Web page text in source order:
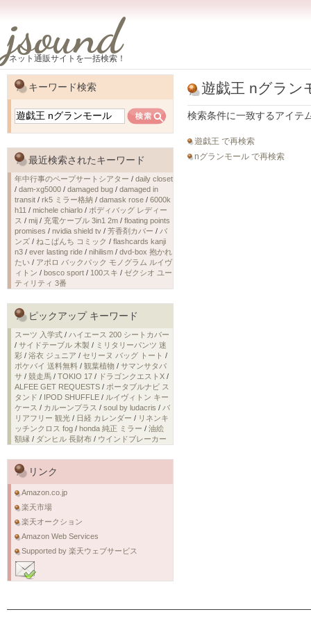
jsound
ネット通販サイトを一括検索！
遊戯王 nグラン
検索条件に一致するアイテ
遊戯王 で再検索
nグランモール で再検索
キーワード検索
最近検索されたキーワード
年中行事のペープサートシアター / daily closet
/ dam-xg5000 / damaged bug / damaged in
transit / rk5 ミラー格納 / damask rose / 6000k
h11 / michele chiarlo / ボディバッグ レディー
ス / mij / 充電ケーブル 3in1 2m / floating points
promises / nvidia shield tv / 芳香剤カバー / バ
ンズ / ねこぱんち コミック / flashcards kanji
n3 / ever lasting ride / nihilism / dvd-box 抱かれ
たい / アポロ バックパック モノグラム ルイヴ
ィトン / bosco sport / 100スキ / ゼクシオ ユー
ティリティ 3番
ピックアップ キーワード
スーツ 入学式 / ハイエース 200 シートカバー
/ サイドテーブル 木製 / ミリタリーパンツ 迷
彩 / 浴衣 ジュニア / セリーヌ バッグ トート /
ポケバイ 送料無料 / 観葉植物 / サマンサタバ
サ / 競走馬 / TOKIO 17 / ドラゴンクエストX /
ALFEE GET REQUESTS / ポータブルナビ ス
タンド / IPOD SHUFFLE / ルイヴィトン キー
ケース / カルーンプラス / soul by ludacris / バ
リアフリー 観光 / 日経 カレンダー / リネンキ
ッチンクロス fog / honda 純正 ミラー / 油絵
額縁 / ダンヒル 長財布 / ウインドブレーカー
リンク
Amazon.co.jp
楽天市場
楽天オークション
Amazon Web Services
Supported by 楽天ウェブサービス